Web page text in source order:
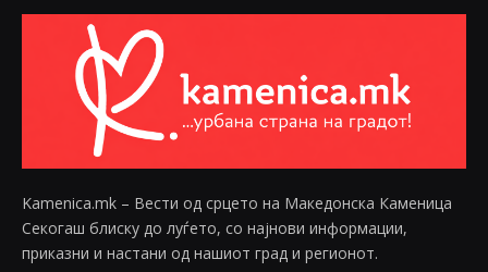
Kamenica.mk – Вести од срцето на Македонска Каменица
Секогаш блиску до луѓето, со најнови информации,
приказни и настани од нашиот град и регионот.